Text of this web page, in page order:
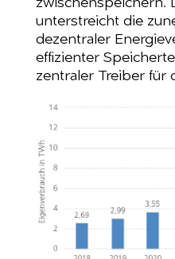
zwischenspeichern.
unterstreicht die
dezentraler
effizienter
zentraler Treiber für